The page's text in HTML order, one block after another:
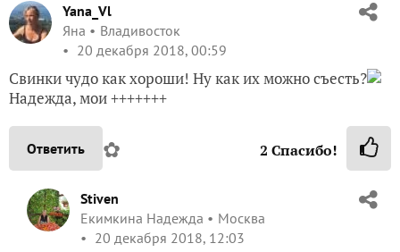
Yana_Vl
Яна
Владивосток
20 декабря 2018, 00:59
Свинки чудо как хороши! Ну как их можно съесть?
Надежда, мои +++++++
Ответить ✿ 2 Спасибо!
Stiven
Екимкина Надежда
Москва
20 декабря 2018, 12:03